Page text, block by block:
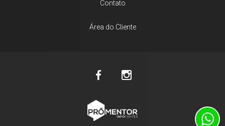
Contato
Área do Cliente